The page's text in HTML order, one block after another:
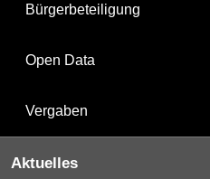
Bürgerbeteiligung
Open Data
Vergaben
Aktuelles